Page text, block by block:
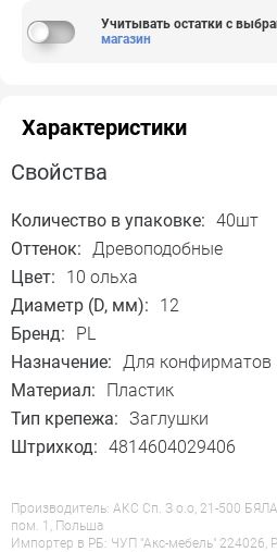
Учитывать остатки с
магазин
Характеристики
Свойства
Количество в упаковке: 40шт
Оттенок: Древоподобные
Цвет:
10 ольха
Диаметр (D, мм):
12
Бренд:
PL
Назначение: Для конфирматов
Материал:
Пластик
Тип крепежа: Заглушки
Штрихкод: 4814604029406
Производитель: АКС Сп. З о.о, 21-500
пом. 1, Польша
Импортер в РБ: ЧУП "Акс-мебель" 224026,